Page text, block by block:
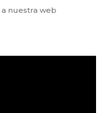
nuestra web